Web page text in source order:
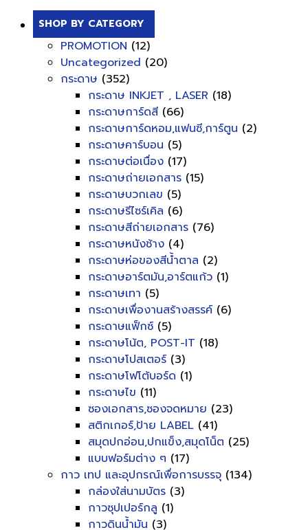
SHOP BY CATEGORY
PROMOTION (12)
Uncategorized (20)
กระดาษ (352)
กระดาษ INKJET , LASER (18)
กระดาษการ์ดสี (66)
กระดาษการ์ดหอม,แฟนซี,การ์ตูน (2)
กระดาษคาร์บอน (5)
กระดาษต่อเนื่อง (17)
กระดาษถ่ายเอกสาร (15)
กระดาษบวกเลข (5)
กระดาษรีไซร์เคิล (6)
กระดาษสีถ่ายเอกสาร (76)
กระดาษหนังช้าง (4)
กระดาษห่อของสีน้ำตาล (2)
กระดาษอาร์ตมัน,อาร์ตแก้ว (1)
กระดาษเทา (5)
กระดาษเพื่องานสร้างสรรค์ (6)
กระดาษแฟ็กซ์ (5)
กระดาษโน้ต, POST-IT (18)
กระดาษโปสเตอร์ (3)
กระดาษโฟโต้บอร์ด (1)
กระดาษไข (11)
ซองเอกสาร,ซองจดหมาย (23)
สติกเกอร์,ป้าย LABEL (41)
สมุดปกอ่อน,ปกแข็ง,สมุดโน็ต (25)
แบบฟอร์มต่าง ๆ (17)
กาว เทป และอุปกรณ์เพื่อการบรรจุ (134)
กล่องใส่นามบัตร (3)
กาวซุปเปอร์กลู (1)
กาวดินน้ำมัน (3)